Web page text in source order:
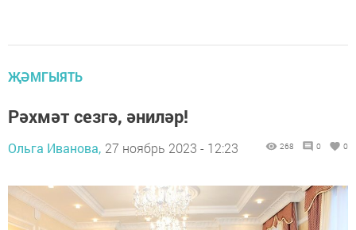
ҖӘМГЫЯТЬ
Рәхмәт сезгә, әниләр!
Ольга Иванова, 27 ноябрь 2023 - 12:23 268 0 0